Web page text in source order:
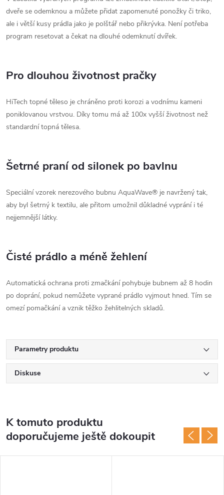
dveře se odemknou a můžete přidat zapomenuté ponožky či triko,
ale i větší kusy prádla jako je polštář nebo přikrývka. Není potřeba
program resetovat a čekat na dlouhé odemknutí dvířek.
Pro dlouhou životnost pračky
HiTech topné těleso je chráněno proti korozi a vodnímu kameni
poniklovanou vrstvou. Díky tomu má až 100x vyšší životnost než
standardní topná tělesa.
Šetrné praní od silonek po bavlnu
Speciální vzorek nerezového bubnu AquaWave® je navržený tak,
aby byl šetrný k textilu, ale přitom umožnil důkladné vyprání i té
nejjemnější látky.
Čisté prádlo a méně žehlení
Automatická ochrana proti zmačkání pohybuje bubnem až 8 hodin
po doprání, pokud nemůžete vyprané prádlo vyjmout hned. Tím se
omezí pomačkání a vznik těžko žehlitelných skladů.
Parametry produktu
Diskuse
K tomuto produktu
doporučujeme ještě dokoupit